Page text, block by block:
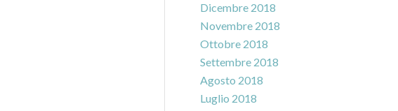
Dicembre 2018
Novembre 2018
Ottobre 2018
Settembre 2018
Agosto 2018
Luglio 2018